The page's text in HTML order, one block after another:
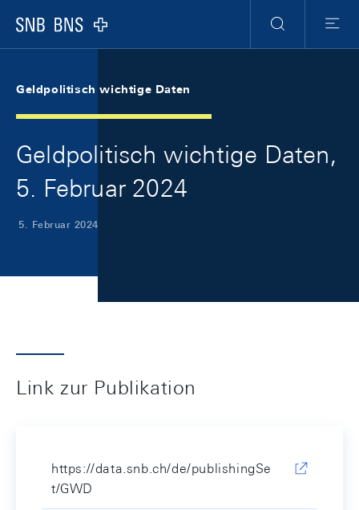
Logo
Suche
Menu
Geldpolitisch wichtige Daten
Geldpolitisch wichtige Daten,
5. Februar 2024
5. Februar 2024
Link zur Publikation
https://data.snb.ch/de/publishingSe
t/GWD